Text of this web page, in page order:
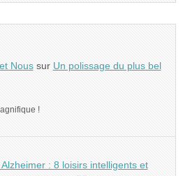
Noussur Un polissage du plus bel
!
: 8 loisirs intelligents et